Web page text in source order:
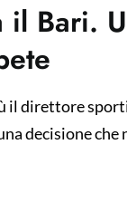
il Bari.
il direttore
decisione